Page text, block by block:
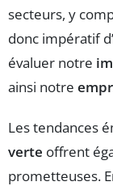
secteurs, y
donc impératif
évaluer notre
ainsi notre
Les tendances
verte offrent
prometteuses.